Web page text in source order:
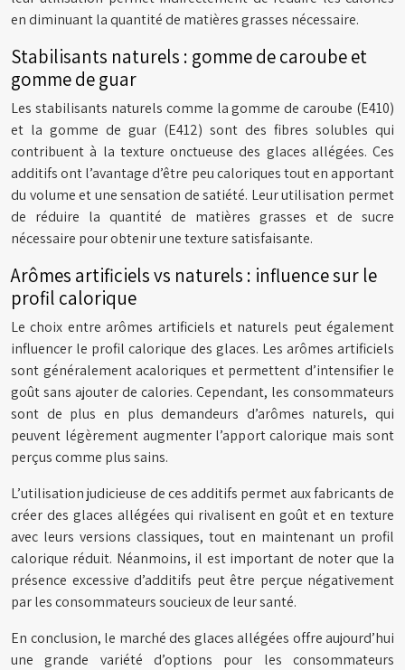
en diminuant la quantité de matières grasses nécessaire.
Stabilisants naturels : gomme de caroube et
gomme de guar
Les stabilisants naturels comme la gomme de caroube (E410)
et la gomme de guar (E412) sont des fibres solubles qui
contribuent à la texture onctueuse des glaces allégées. Ces
additifs ont l’avantage d’être peu caloriques tout en apportant
du volume et une sensation de satiété. Leur utilisation permet
de réduire la quantité de matières grasses et de sucre
nécessaire pour obtenir une texture satisfaisante.
Arômes artificiels vs naturels : influence sur le
profil calorique
Le choix entre arômes artificiels et naturels peut également
influencer le profil calorique des glaces. Les arômes artificiels
sont généralement acaloriques et permettent d’intensifier le
goût sans ajouter de calories. Cependant, les consommateurs
sont de plus en plus demandeurs d’arômes naturels, qui
peuvent légèrement augmenter l’apport calorique mais sont
perçus comme plus sains.
L’utilisation judicieuse de ces additifs permet aux fabricants de
créer des glaces allégées qui rivalisent en goût et en texture
avec leurs versions classiques, tout en maintenant un profil
calorique réduit. Néanmoins, il est important de noter que la
présence excessive d’additifs peut être perçue négativement
par les consommateurs soucieux de leur santé.
En conclusion, le marché des glaces allégées offre aujourd’hui
une grande variété d’options pour les consommateurs